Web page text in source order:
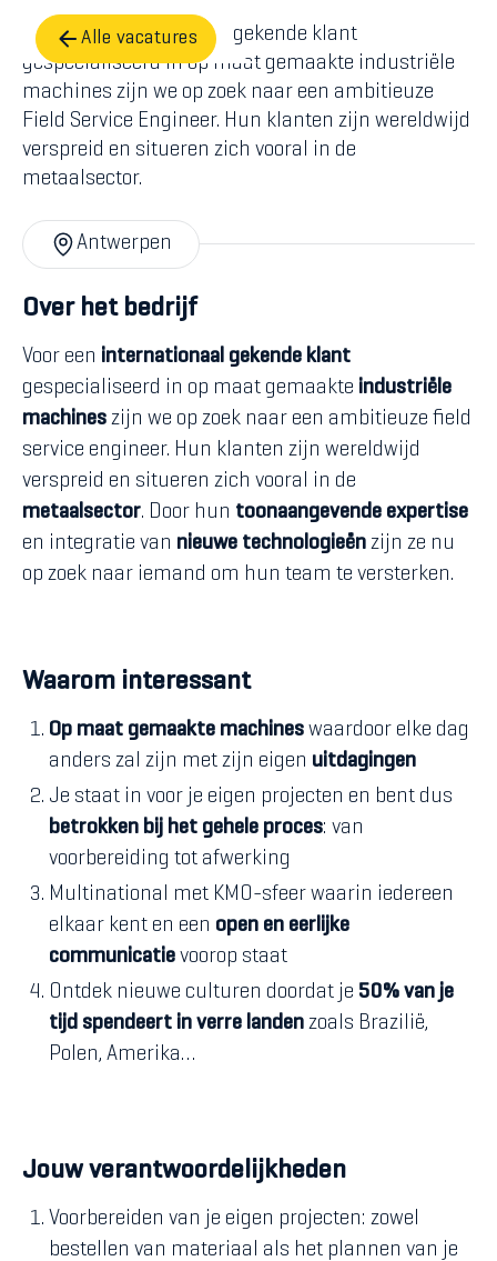
Alle vacatures
Voor een internationaal gekende klant
gespecialiseerd in op maat gemaakte industriële
machines zijn we op zoek naar een ambitieuze
Field Service Engineer. Hun klanten zijn wereldwijd
verspreid en situeren zich vooral in de
metaalsector.
Antwerpen
Over het bedrijf
Voor een internationaal gekende klant
gespecialiseerd in op maat gemaakte industriële
machines zijn we op zoek naar een ambitieuze field
service engineer. Hun klanten zijn wereldwijd
verspreid en situeren zich vooral in de
metaalsector. Door hun toonaangevende expertise
en integratie van nieuwe technologieën zijn ze nu
op zoek naar iemand om hun team te versterken.
Waarom interessant
Op maat gemaakte machines waardoor elke dag
anders zal zijn met zijn eigen uitdagingen
Je staat in voor je eigen projecten en bent dus
betrokken bij het gehele proces: van
voorbereiding tot afwerking
Multinational met KMO-sfeer waarin iedereen
elkaar kent en een open en eerlijke
communicatie voorop staat
Ontdek nieuwe culturen doordat je 50% van je
tijd spendeert in verre landen zoals Brazilië,
Polen, Amerika…
Jouw verantwoordelijkheden
Voorbereiden van je eigen projecten: zowel
bestellen van materiaal als het plannen van je